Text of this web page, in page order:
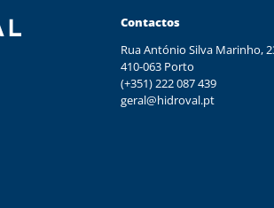
Contactos
Rua António Silva Marinho,
410-063 Porto
(+351) 222 087 439
geral@hidroval.pt